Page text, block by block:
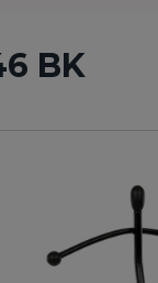
BK